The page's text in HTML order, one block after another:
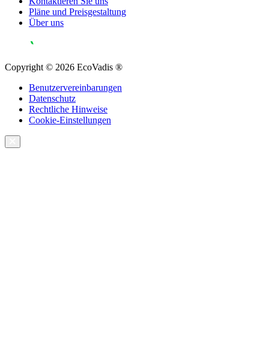
Pläne und Preisgestaltung
Über uns
Copyright © 2026 EcoVadis ®
Benutzervereinbarungen
Datenschutz
Rechtliche Hinweise
Cookie-Einstellungen